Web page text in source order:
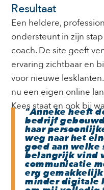
Resultaat
Een heldere,
ondersteunt in zijn
coach. De site geeft
ervaring zichtbaar en
voor nieuwe
nu een eigen online
Kees staat en ook bij
"Anneke heeft
bedrijf
haar
weg naar het
goed aan
belangrijk vind
communicatie
erg
minder digitale